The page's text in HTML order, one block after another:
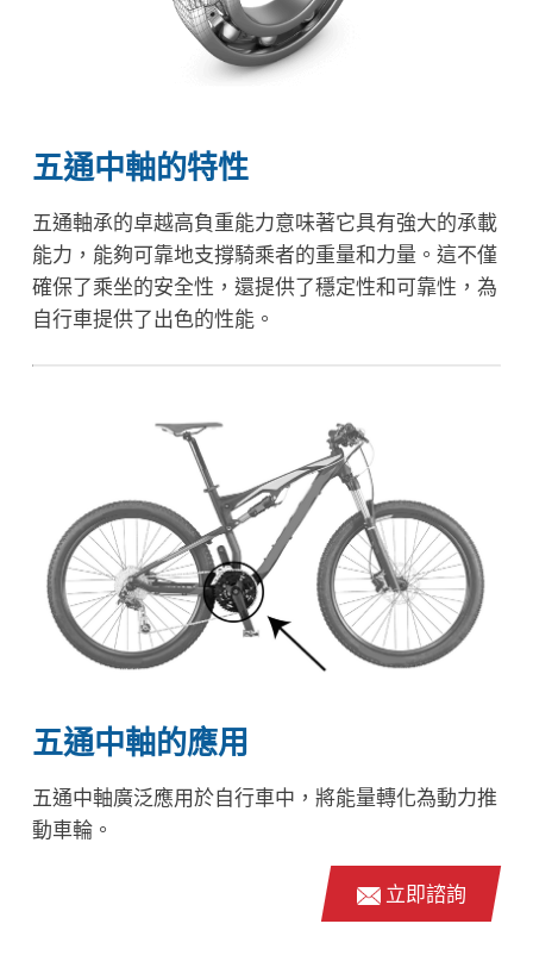
五通中軸的特性
五通軸承的卓越高負重能力意味著它具有強大的承載
能力，能夠可靠地支撐騎乘者的重量和力量。這不僅
確保了乘坐的安全性，還提供了穩定性和可靠性，為
自行車提供了出色的性能。
五通中軸的應用
五通中軸廣泛應用於自行車中，將能量轉化為動力推
動車輪。
立即諮詢